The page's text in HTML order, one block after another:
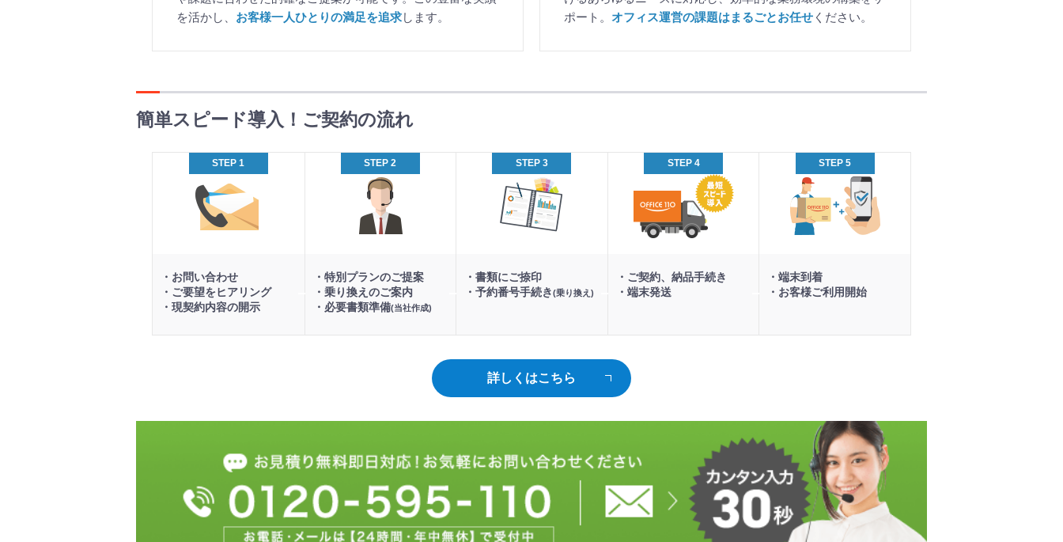
を活かし、 お客様一人ひとりの満足を追求します。
ポート。 オフィス運営の課題はまるごとお任せ ください。
簡単スピード導入！ご契約の流れ
STEP 1
お
問
い
合
わ
お問い合わせ
ご要望をヒアリング
現契約内容の開示
STEP 2
プ
ラ
ン
ご
案
特別プランのご提案
乗り換えのご案内
必要書類準備(当社作成)
STEP 3
契
約
手
続
き
書類にご捺印
予約番号手続き(乗り換え)
STEP 4
納
品
手
続
き
ご契約、納品手続き
端末発送
STEP 5
利
用
開
始
端末到着
お客様ご利用開始
詳しくはこちら